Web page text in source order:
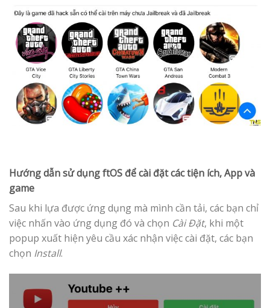
Hướng dẫn sử dụng ftOS để cài đặt các tiện ích, App và
game
Sau khi lựa được ứng dụng mà mình cần tải, các bạn chỉ
việc nhấn vào ứng dụng đó và chọn Cài Đặt, khi một
popup xuất hiện yêu cầu xác nhận việc cài đặt, các bạn
chọn Install.